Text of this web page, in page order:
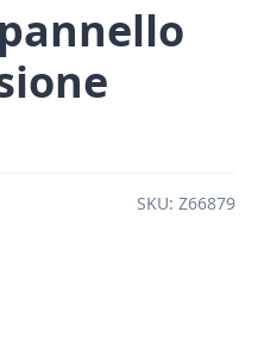
SKU: Z66879